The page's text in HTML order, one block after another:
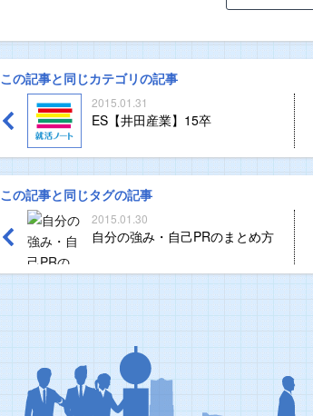
この記事と同じカテゴリの記事
2015.01.31
ES【井田産業】15卒
この記事と同じタグの記事
2015.01.30
自分の強み・自己PRのまとめ方